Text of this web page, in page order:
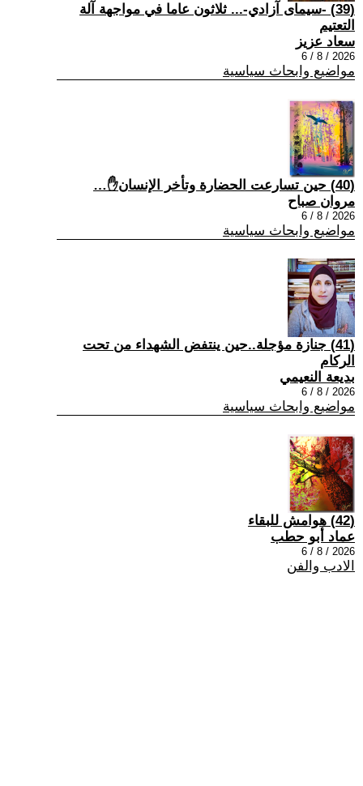
(39) -سيمای آزادي-... ثلاثون عاما في مواجهة آلة
التعتيم
سعاد عزيز
2026 / 8 / 6
مواضيع وابحاث سياسية
(40) حين تسارعت الحضارة وتأخر الإنسان✋…
مروان صباح
2026 / 8 / 6
مواضيع وابحاث سياسية
(41) جنازة مؤجلة..حين ينتفض الشهداء من تحت
الركام
بديعة النعيمي
2026 / 8 / 6
مواضيع وابحاث سياسية
(42) هوامش للبقاء
عماد أبو حطب
2026 / 8 / 6
الادب والفن